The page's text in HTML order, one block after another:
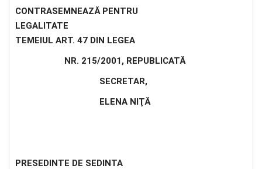
CONTRASEMNEAZĂ PENTRU
LEGALITATE
TEMEIUL ART. 47 DIN LEGEA
NR. 215/2001, REPUBLICATĂ
SECRETAR,
ELENA NIŢĂ
PRESEDINTE DE SEDINTA